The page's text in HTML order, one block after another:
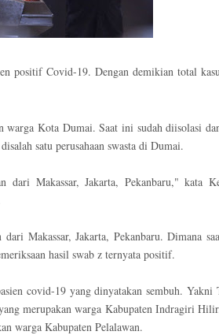
positif Covid-19. Dengan demikian total
Kota Dumai. Saat ini sudah diisolasi
satu perusahaan swasta di Dumai.
Makassar, Jakarta, Pekanbaru," kata
Makassar, Jakarta, Pekanbaru. Dimana
hasil swab z ternyata positif.
covid-19 yang dinyatakan sembuh.
merupakan warga Kabupaten Indragiri
warga Kabupaten Pelalawan.